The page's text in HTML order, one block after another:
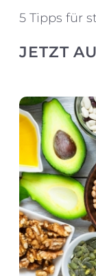
5 Tipps für
JETZT